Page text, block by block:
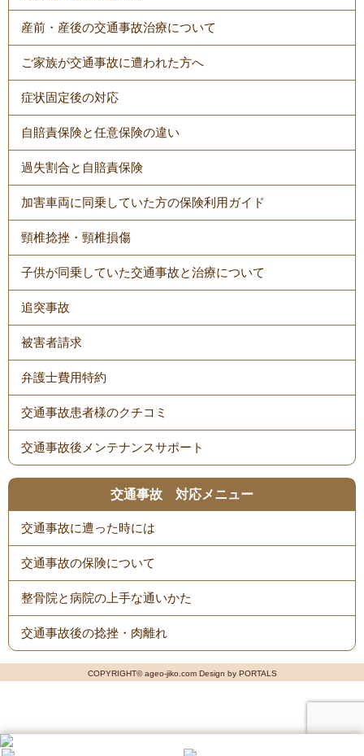
産前・産後の交通事故治療について
ご家族が交通事故に遭われた方へ
症状固定後の対応
自賠責保険と任意保険の違い
過失割合と自賠責保険
加害車両に同乗していた方の保険利用ガイド
頸椎捻挫・頸椎損傷
子供が同乗していた交通事故と治療について
追突事故
被害者請求
弁護士費用特約
交通事故患者様のクチコミ
交通事故後メンテナンスサポート
交通事故 対応メニュー
交通事故に遭った時には
交通事故の保険について
整骨院と病院の上手な通いかた
交通事故後の捻挫・肉離れ
COPYRIGHT© ageo-jiko.com Design by PORTALS